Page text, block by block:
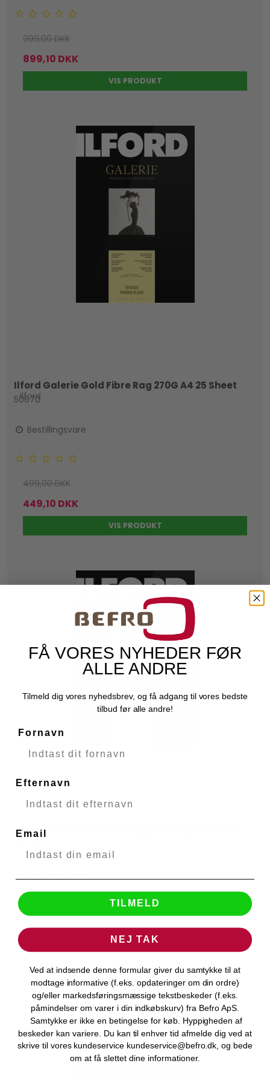
999,00 DKK
899,10 DKK
VIS PRODUKT
Ilford Galerie Gold Fibre Rag 270G A4 25 Sheet
Ilford
50670
Bestillingsvare
499,00 DKK
449,10 DKK
VIS PRODUKT
Ilford Galerie Gold Fibre Rag 270G A4 50 Sheet
Ilford
899,00 DKK
809,10 DKK
VIS PRODUKT
FÅ VORES NYHEDER FØR
ALLE ANDRE
Tilmeld dig vores nyhedsbrev, og få adgang til vores bedste
tilbud før alle andre!
Fornavn
Efternavn
Email
TILMELD
NEJ TAK
Ved at indsende denne formular giver du samtykke til at
modtage informative (f.eks. opdateringer om din ordre)
og/eller markedsføringsmæssige tekstbeskeder (f.eks.
påmindelser om varer i din indkøbskurv) fra Befro ApS.
Samtykke er ikke en betingelse for køb. Hyppigheden af
beskeder kan variere. Du kan til enhver tid afmelde dig ved at
skrive til vores kundeservice kundeservice@befro.dk, og bede
om at få slettet dine informationer.